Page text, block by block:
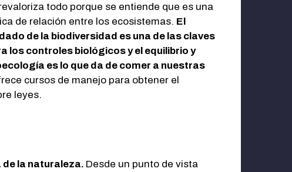
todo porque se entiende que es una
de relación entre los ecosistemas. El
de la biodiversidad es una de las claves
los controles biológicos y el equilibrio y
es lo que da de comer a nuestras
cursos de manejo para obtener el
leyes.
de la naturaleza. Desde un punto de vista